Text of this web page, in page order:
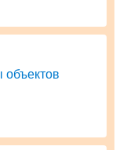
объектов